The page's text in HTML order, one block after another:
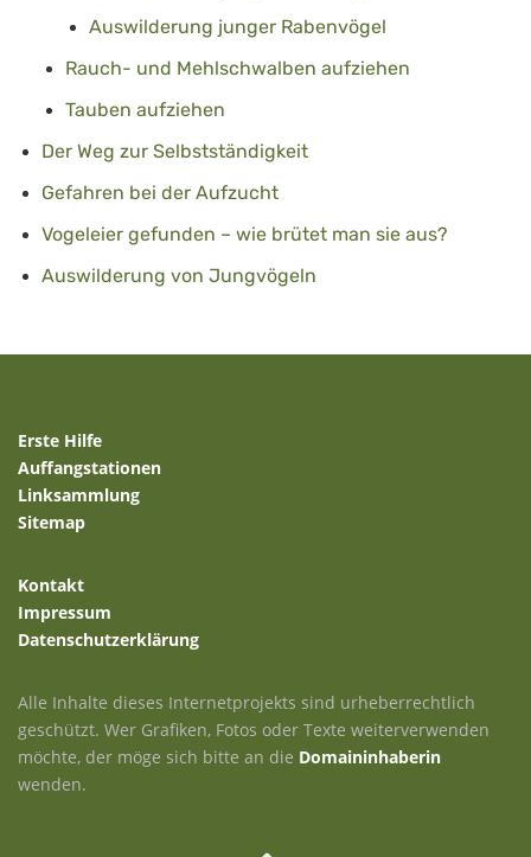
Auswilderung junger Rabenvögel
Rauch- und Mehlschwalben aufziehen
Tauben aufziehen
Der Weg zur Selbstständigkeit
Gefahren bei der Aufzucht
Vogeleier gefunden – wie brütet man sie aus?
Auswilderung von Jungvögeln
Erste Hilfe
Auffangstationen
Linksammlung
Sitemap
Kontakt
Impressum
Datenschutzerklärung
Alle Inhalte dieses Internetprojekts sind urheberrechtlich
geschützt. Wer Grafiken, Fotos oder Texte weiterverwenden
möchte, der möge sich bitte an die Domaininhaberin
wenden.